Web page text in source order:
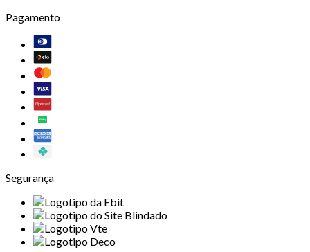
Pagamento
Segurança